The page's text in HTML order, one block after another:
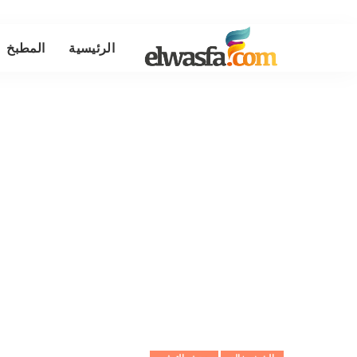
الرئيسية المطبخ